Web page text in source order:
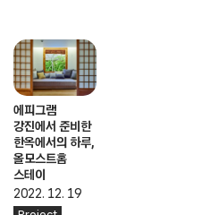
에피그램
강진에서 준비한
한옥에서의 하루,
올모스트홈
스테이
2022. 12. 19